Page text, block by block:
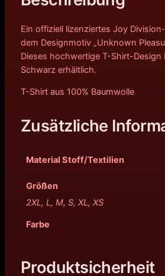
Ein offiziell lizenziertes Joy
dem Designmotiv „Unknown
Dieses hochwertige T-Shirt-Design
Schwarz erhältlich.
T-Shirt aus 100% Baumwolle
Zusätzliche
Material Stoff/Textilien
Größen
2XL, L, M, S, XL, XS
Farbe
Produktsicherheit